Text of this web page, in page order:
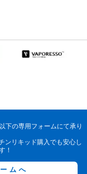
下の専用フォームにて承り
ンリキッド購入でも安心し
！
ムへ